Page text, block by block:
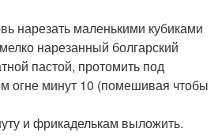
нарезать маленькими кубиками
нарезанный болгарский
пастой, протомить под
огне минут 10 (помешивая чтобы
и фрикаделькам выложить.